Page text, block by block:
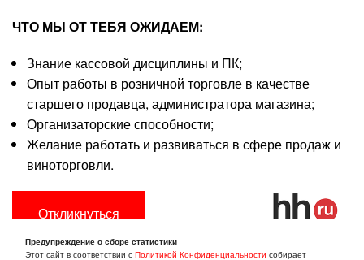
ЧТО МЫ ОТ ТЕБЯ ОЖИДАЕМ:
Знание кассовой дисциплины и ПК;
Опыт работы в розничной торговле в качестве
старшего продавца, администратора магазина;
Организаторские способности;
Желание работать и развиваться в сфере продаж и
виноторговли.
Откликнуться
Предупреждение о сборе статистики
Этот сайт в соответствии сПолитикой Конфиденциальности собирает